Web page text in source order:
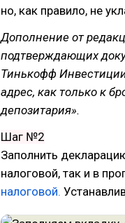
но, как правило, не
Дополнение от
подтверждающих
Тинькофф
адрес, как только к
депозитария».
Шаг №2
Заполнить
налоговой, так и в
налоговой.